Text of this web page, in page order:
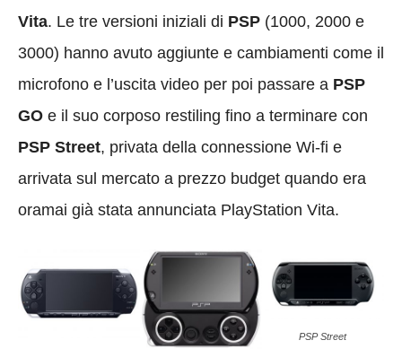
Vita. Le tre versioni iniziali di PSP (1000, 2000 e
3000) hanno avuto aggiunte e cambiamenti come il
microfono e l’uscita video per poi passare a PSP
GO e il suo corposo restiling fino a terminare con
PSP Street, privata della connessione Wi-fi e
arrivata sul mercato a prezzo budget quando era
oramai già stata annunciata PlayStation Vita.
PSP Street